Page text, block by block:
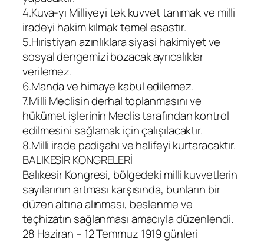
4.Kuva-yı Milliyeyi tek kuvvet tanımak ve milli
iradeyi hakim kılmak temel esastır.
5.Hıristiyan azınlıklara siyasi hakimiyet ve
sosyal dengemizi bozacak ayrıcalıklar
verilemez.
6.Manda ve himaye kabul edilemez.
7.Milli Meclisin derhal toplanmasını ve
hükümet işlerinin Meclis tarafından kontrol
edilmesini sağlamak için çalışılacaktır.
8.Milli irade padişahı ve halifeyi kurtaracaktır.
BALIKESİR KONGRELERİ
Balıkesir Kongresi, bölgedeki milli kuvvetlerin
sayılarının artması karşısında, bunların bir
düzen altına alınması, beslenme ve
teçhizatın sağlanması amacıyla düzenlendi.
28 Haziran – 12 Temmuz 1919 günleri